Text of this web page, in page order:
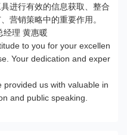
进行有效的信息获取、整合
营销策略中的重要作用。
理 黄惠暖
to you for your excellen
Your dedication and exper
us with valuable in
and public speaking.